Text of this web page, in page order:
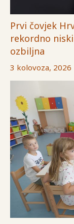
Prvi čovjek
rekordno
ozbiljna
3 kolovoza, 2026